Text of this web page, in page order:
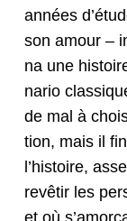
années
son amour –
na une
nario
de mal à
tion, mais il
l’his­toire,
revêtir les
et où